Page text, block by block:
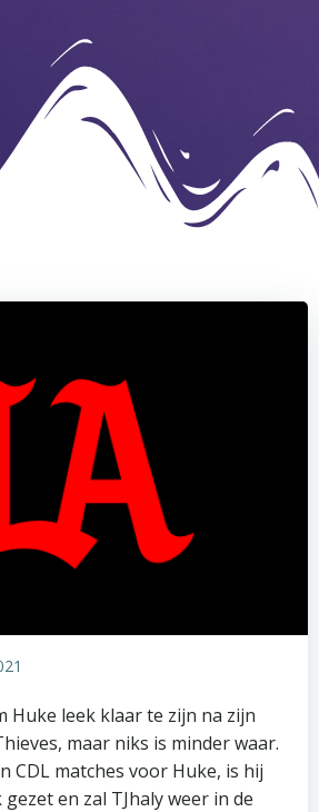
Huke leek klaar te zijn na zijn
maar niks is minder waar.
CDL matches voor Huke, is hij
en zal TJhaly weer in de